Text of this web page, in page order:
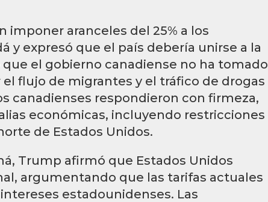
imponer aranceles del 25% a los
y expresó que el país debería unirse a la
el gobierno canadiense no ha tomado
flujo de migrantes y el tráfico de drogas
canadienses respondieron con firmeza,
económicas, incluyendo restricciones
de Estados Unidos.
Trump afirmó que Estados Unidos
argumentando que las tarifas actuales
estadounidenses. Las